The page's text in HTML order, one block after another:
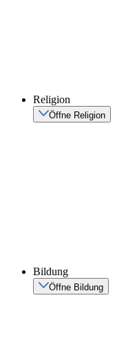
Religion
Öffne Religion
Bildung
Öffne Bildung